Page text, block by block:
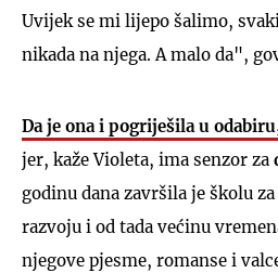
Uvijek se mi lijepo šalimo,
nikada na njega. A malo da",
Da je ona i pogriješila u
jer, kaže Violeta, ima senzor za
godinu dana završila je školu
razvoju i od tada većinu
njegove pjesme, romanse i